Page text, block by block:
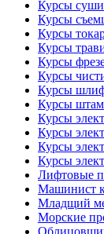
Курсы
Курсы
Курсы
Курсы
Курсы
Курсы
Курсы
Курсы
Курсы
Курсы
Курсы
Курсы
Лифтовые
Машинист
Младщий
Морские